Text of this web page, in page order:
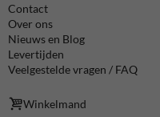
Contact
Over ons
Nieuws en Blog
Levertijden
Veelgestelde vragen / FAQ
Winkelmand